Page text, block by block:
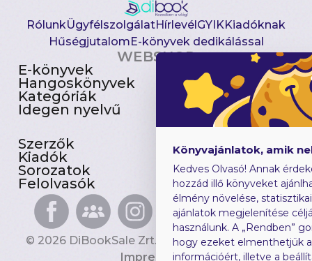
RólunkÜgyfélszolgálatHírlevélGYIKKiadóknak
HűségjutalomE-könyvek dedikálással
WEBSHOP
E-könyvek
Hangoskönyvek
Kategóriák
Idegen nyelvű
Csomagajánlatok
Akciósak
Előjegyezhetők
Újdonságok
Szerzők
Kiadók
Sorozatok
Felolvasók
Gyerekkönyvek
Heti toplista
Ajándékutalvány
Blog
© 2026 DiBookSale Zrt. Minden jog fenntartva.
Impresszum
Könyvajánlatok, amik
Kedves Olvasó! Annak
hozzád illő könyveket
élmény növelése,
ajánlatok megjelenítése
használunk. A „Rendben”
hogy ezeket elmenthetjük
információért, illetve a